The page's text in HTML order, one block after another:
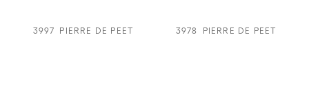
3997 PIERRE DE PEET 3978 PIERRE DE PEET